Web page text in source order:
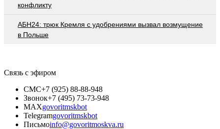
конфликту
АБН24: трюк Кремля с удобрениями вызвал возмущение
в Польше
Связь с эфиром
СМС+7 (925) 88-88-948
Звонок+7 (495) 73-73-948
MAXgovoritmskbot
Telegramgovoritmskbot
Письмоinfo@govoritmoskva.ru